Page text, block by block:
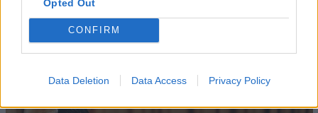
Opted Out
CONFIRM
Data Deletion Data Access Privacy Policy
Altri articoli che potrebbero piacerti